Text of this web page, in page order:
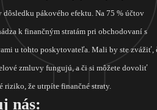
pákového efektu. Na 75 % účtov
k finančným stratám pri obchodovaní s
u tohto poskytovateľa. Mali by ste zvážiť,
zmluvy fungujú, a či si môžete dovoliť
riziko, že utrpíte finančné straty.
nás: